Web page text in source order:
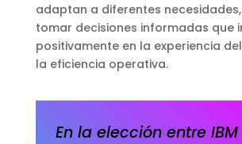
adaptan a diferentes
tomar decisiones informadas que
positivamente en la experiencia
la eficiencia operativa.
En la elección entre IBM